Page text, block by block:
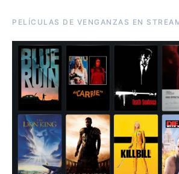
PELÍCULAS DE VENGANZAS EN